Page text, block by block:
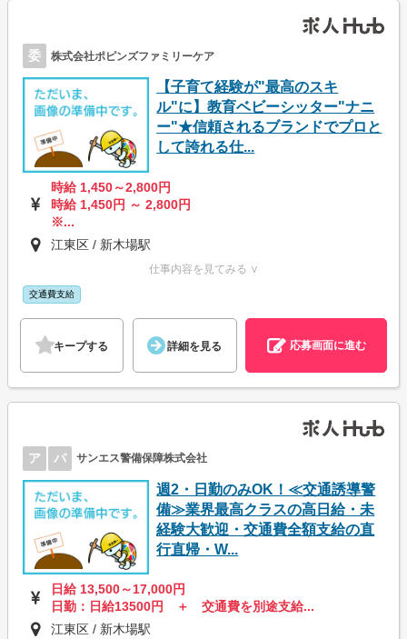
委 株式会社ポピンズファミリーケア
【子育て経験が"最高のスキ
ル"に】教育ベビーシッター"ナニ
ー"★信頼されるブランドでプロと
して誇れる仕...
時給 1,450～2,800円
時給 1,450円 ～ 2,800円
※...
江東区 / 新木場駅
仕事内容を見てみる ∨
交通費支給
キープする 詳細を見る 応募画面に進む
ア パ サンエス警備保障株式会社
週2・日勤のみOK！≪交通誘導警
備≫業界最高クラスの高日給・未
経験大歓迎・交通費全額支給の直
行直帰・W...
日給 13,500～17,000円
日勤：日給13500円 ＋ 交通費を別途支給...
江東区 / 新木場駅